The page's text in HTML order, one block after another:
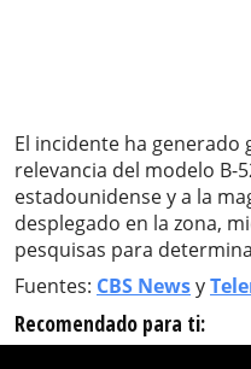
El incidente ha generado
relevancia del modelo
estadounidense y a la
desplegado en la zona,
pesquisas para
Fuentes: CBS Newsy
Recomendado para ti: